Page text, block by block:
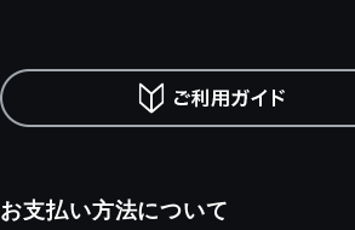
お支払い方法について